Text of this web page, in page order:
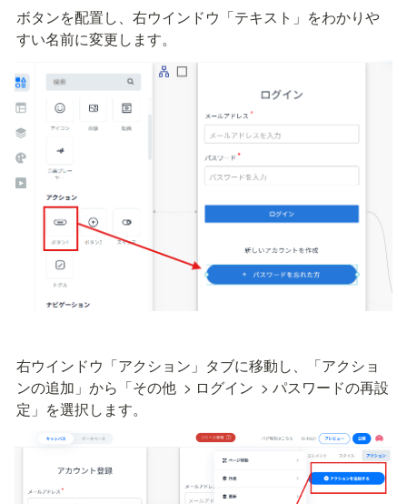
ボタンを配置し、右ウインドウ「テキスト」をわかりや
すい名前に変更します。
右ウインドウ「アクション」タブに移動し、「アクショ
ンの追加」から「その他  > ログイン  > パスワードの再設
定」を選択します。